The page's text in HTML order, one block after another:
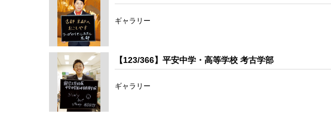
ギャラリー
【123/366】平安中学・高等学校 考古学部
ギャラリー